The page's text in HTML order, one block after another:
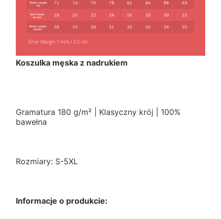
Koszulka męska z nadrukiem
Gramatura 180 g/m² | Klasyczny krój | 100%
bawełna
Rozmiary: S-5XL
Informacje o produkcie: